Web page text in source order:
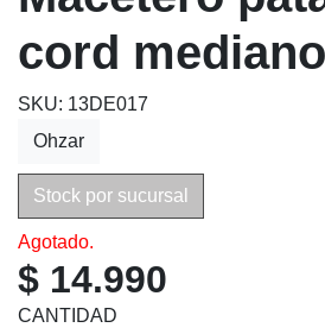
cord mediano
SKU: 13DE017
Ohzar
Stock por sucursal
Agotado.
$ 14.990
CANTIDAD